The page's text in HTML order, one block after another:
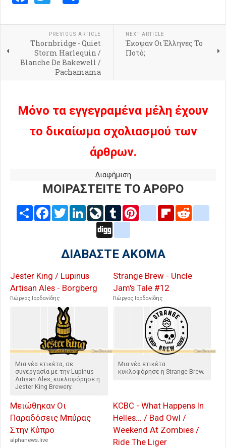
PREVIOUS ARTICLE
Thornbridge - Quiet
Storm Harlequin /
Blanche De Bakewell /
Pachamama
NEXT ARTICLE
Έκοψαν Οι Έλληνες Το
Ποτό;
Μόνο τα εγγεγραμένα μέλη έχουν
το δικαίωμα σχολιασμού των
άρθρων.
Διαφήμιση
ΜΟΙΡΑΣΤΕΙΤΕ ΤΟ ΑΡΘΡΟ
Share FacebookTwitterLinkedInLiveJournal
Tumblr Pinterestblogger_post
Flipboard
ΔΙΑΒΑΣΤΕ ΑΚΟΜΑ
Jester King / Lupinus
Artisan Ales - Borgberg
Γιώργος Ιορδανίδης
Μια νέα ετικέτα, σε
συνεργασία με την Lupinus
Artisan Ales, κυκλοφόρησε η
Jester King Brewery.
Strange Brew - Uncle
Jam's Tale #12
Γιώργος Ιορδανίδης
Μια νέα ετικέτα
κυκλοφόρησε η Strange Brew.
Μειώθηκαν Οι
Παραδόσεις Μπύρας
Στην Κύπρο
alphanews.live
KCBC - What Happens In
Helles... / Bad Owl /
Weekend At Zombies /
Ride The Liger